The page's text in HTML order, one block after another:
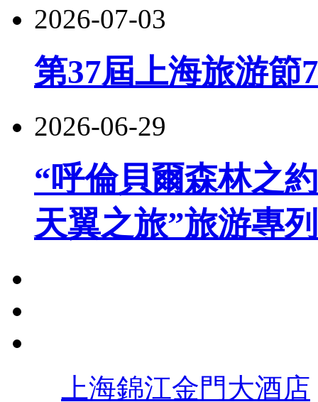
2026-07-03
第37屆上海旅游節
2026-06-29
“呼倫貝爾森林之
天翼之旅”旅游專
上海錦江金門大酒店